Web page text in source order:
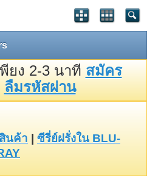
ยง 2-3 นาที สมัคร
ลืมรหัสผ่าน
นค้า
ซีรี่ย์ฝรั่งใน BLU-